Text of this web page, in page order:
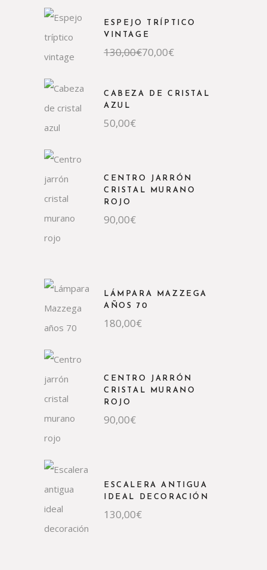
ESPEJO TRÍPTICO
VINTAGE
130,00€70,00€
CABEZA DE CRISTAL
AZUL
50,00€
CENTRO JARRÓN
CRISTAL MURANO
ROJO
90,00€
LÁMPARA MAZZEGA
AÑOS 70
180,00€
CENTRO JARRÓN
CRISTAL MURANO
ROJO
90,00€
ESCALERA ANTIGUA
IDEAL DECORACIÓN
130,00€